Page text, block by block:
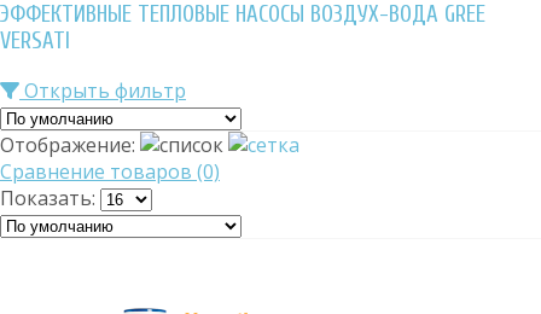
ЭФФЕКТИВНЫЕ ТЕПЛОВЫЕ НАСОСЫ ВОЗДУХ-ВОДА GREE
VERSATI
Открыть фильтр
Отображение:
Сравнение товаров (0)
Показать: